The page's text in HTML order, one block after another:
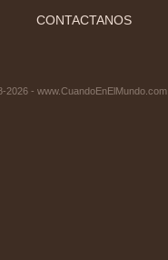
CONTACTANOS
2026 - www.CuandoEnElMundo.com